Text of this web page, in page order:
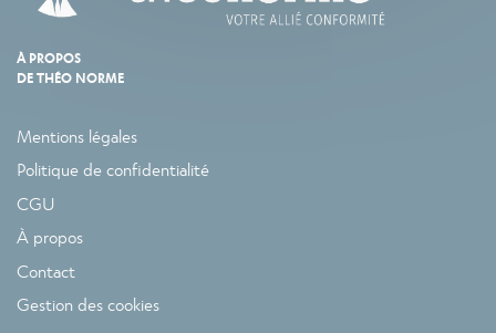
À PROPOS
DE THÉO NORME
Mentions légales
Politique de confidentialité
CGU
À propos
Contact
Gestion des cookies